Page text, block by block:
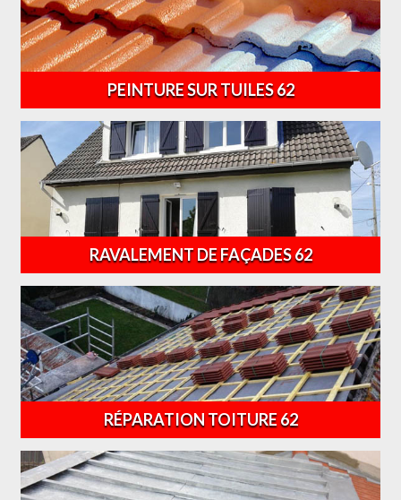
PEINTURE SUR TUILES 62
RAVALEMENT DE FAÇADES 62
RÉPARATION TOITURE 62